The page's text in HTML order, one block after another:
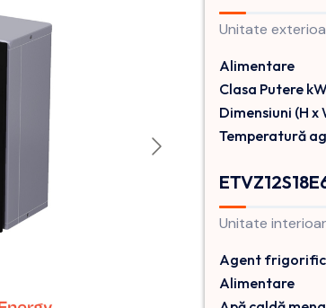
Unitate
Alimentare
Clasa Putere
Dimensiuni (H x
Temperatură
Unitate
Agent frigorific
Alimentare